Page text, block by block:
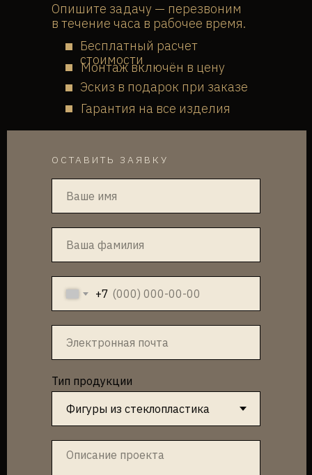
ОСТАВИТЬ ЗАЯВКУ
Опишите задачу — перезвоним
в течение часа в рабочее время.
Гарантия на все изделия
Монтаж включён в цену
Эскиз в подарок при заказе
Бесплатный расчет
стоимости
+7
Тип продукции